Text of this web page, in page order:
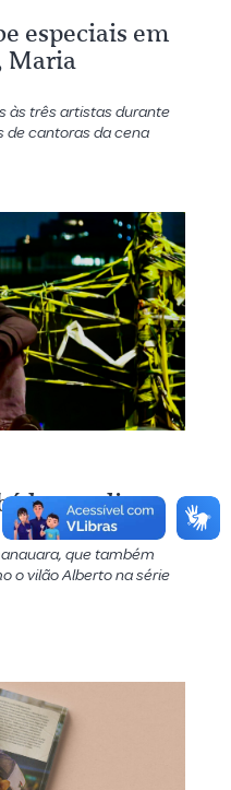
especiais em
Maria
às três artistas durante
de cantoras da cena
lança clipe
que também
o vilão Alberto na série